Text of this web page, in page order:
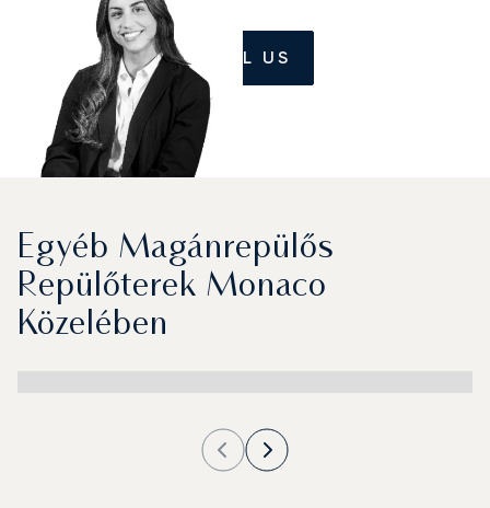
CALL US
Egyéb Magánrepülős
Repülőterek Monaco
Közelében